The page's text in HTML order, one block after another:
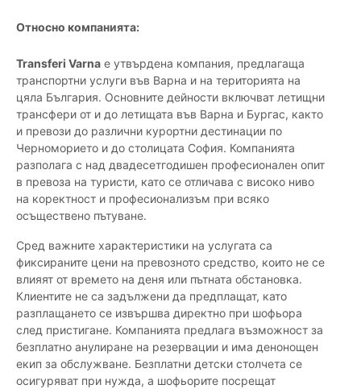
Относно компанията:
Transferi Varna е утвърдена компания, предлагаща
транспортни услуги във Варна и на територията на
цяла България. Основните дейности включват летищни
трансфери от и до летищата във Варна и Бургас, както
и превози до различни курортни дестинации по
Черноморието и до столицата София. Компанията
разполага с над двадесетгодишен професионален опит
в превоза на туристи, като се отличава с високо ниво
на коректност и професионализъм при всяко
осъществено пътуване.
Сред важните характеристики на услугата са
фиксираните цени на превозното средство, които не се
влияят от времето на деня или пътната обстановка.
Клиентите не са задължени да предплащат, като
разплащането се извършва директно при шофьора
след пристигане. Компанията предлага възможност за
безплатно анулиране на резервации и има денонощен
екип за обслужване. Безплатни детски столчета се
осигуряват при нужда, а шофьорите посрещат